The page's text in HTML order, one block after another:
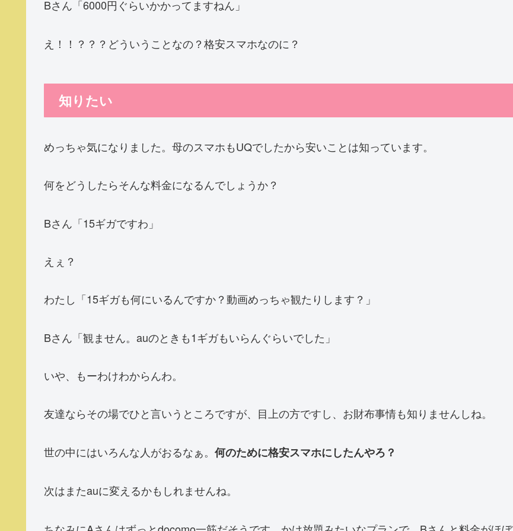
Bさん「6000円ぐらいかかってますねん」
え！！？？？どういうことなの？格安スマホなのに？
知りたい
めっちゃ気になりました。母のスマホもUQでしたから安いことは知っています。
何をどうしたらそんな料金になるんでしょうか？
Bさん「15ギガですわ」
えぇ？
わたし「15ギガも何にいるんですか？動画めっちゃ観たりします？」
Bさん「観ません。auのときも1ギガもいらんぐらいでした」
いや、もーわけわからんわ。
友達ならその場でひと言いうところですが、目上の方ですし、お財布事情も知りませんしね。
世の中にはいろんな人がおるなぁ。 何のために格安スマホにしたんやろ？
次はまたauに変えるかもしれませんね。